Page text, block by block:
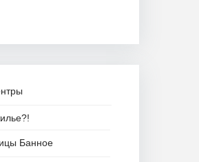
Банное